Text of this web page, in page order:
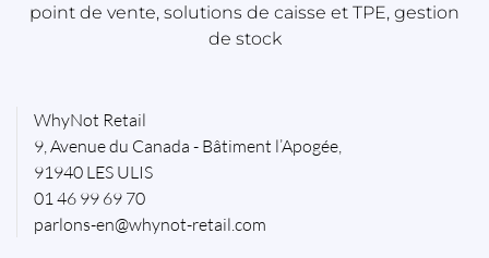
point de vente, solutions de caisse et TPE, gestion
de stock
WhyNot Retail
9, Avenue du Canada - Bâtiment l’Apogée,
91940 LES ULIS
01 46 99 69 70
parlons-en@whynot-retail.com